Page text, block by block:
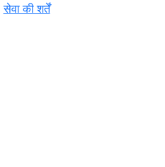
सेवा की शर्तें